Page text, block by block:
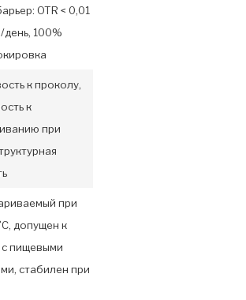
OTR < 0,01
день, 100%
к проколу,
к
при
при
допущен к
с пищевыми
стабилен при